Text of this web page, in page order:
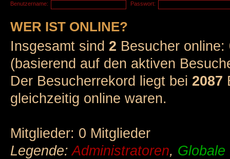
Benutzername:
Passwort:
WER IST ONLINE?
Insgesamt sind 2 Besucher
(basierend auf den aktiven
Der Besucherrekord liegt bei 2087
gleichzeitig online waren.
Mitglieder: 0 Mitglieder
Legende:Administratoren, Globale